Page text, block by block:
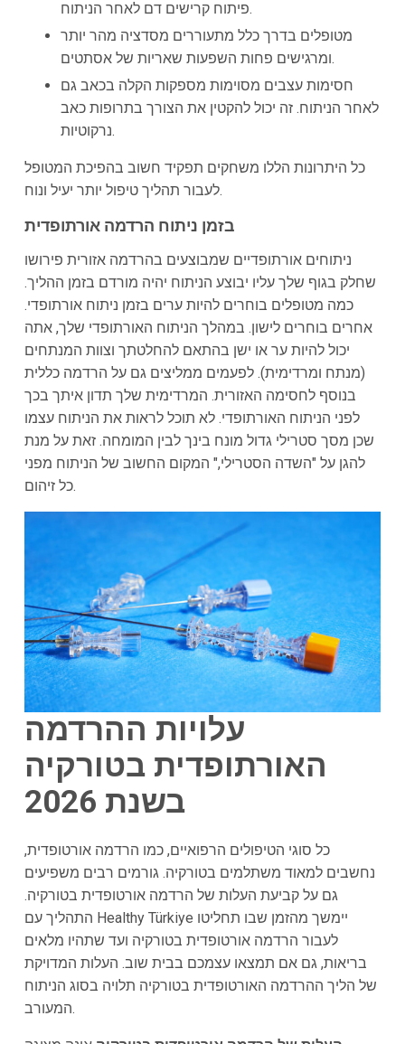
פיתוח קרישים דם לאחר הניתוח.
מטופלים בדרך כלל מתעוררים מסדציה מהר יותר
ומרגישים פחות השפעות שאריות של אסתטים.
חסימות עצבים מסוימות מספקות הקלה בכאב גם
לאחר הניתוח. זה יכול להקטין את הצורך בתרופות כאב
נרקוטיות.
כל היתרונות הללו משחקים תפקיד חשוב בהפיכת המטופל
לעבור תהליך טיפול יותר יעיל ונוח.
בזמן ניתוח הרדמה אורתופדית
ניתוחים אורתופדיים שמבוצעים בהרדמה אזורית פירושו
שחלק בגוף שלך עליו יבוצע הניתוח יהיה מורדם בזמן ההליך.
כמה מטופלים בוחרים להיות ערים בזמן ניתוח אורתופדי.
אחרים בוחרים לישון. במהלך הניתוח האורתופדי שלך, אתה
יכול להיות ער או ישן בהתאם להחלטתך וצוות המנתחים
(מנתח ומרדימית). לפעמים ממליצים גם על הרדמה כללית
בנוסף לחסימה האזורית. המרדימית שלך תדון איתך בכך
לפני הניתוח האורתופדי. לא תוכל לראות את הניתוח עצמו
שכן מסך סטרילי גדול מונח בינך לבין המומחה. זאת על מנת
להגן על "השדה הסטרילי," המקום החשוב של הניתוח מפני
כל זיהום.
עלויות ההרדמה
האורתופדית בטורקיה
בשנת 2026
כל סוגי הטיפולים הרפואיים, כמו הרדמה אורטופדית,
נחשבים למאוד משתלמים בטורקיה. גורמים רבים משפיעים
גם על קביעת העלות של הרדמה אורטופדית בטורקיה.
התהליך עם Healthy Türkiye יימשך מהזמן שבו תחליטו
לעבור הרדמה אורטופדית בטורקיה ועד שתהיו מלאים
בריאות, גם אם תמצאו עצמכם בבית שוב. העלות המדויקת
של הליך ההרדמה האורטופדית בטורקיה תלויה בסוג הניתוח
המעורב.